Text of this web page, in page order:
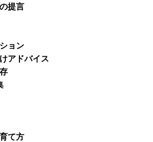
提言
ョン
アドバイス
て方